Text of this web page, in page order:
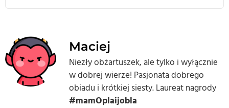
Maciej
Niezły obżartuszek, ale tylko i wyłącznie
w dobrej wierze! Pasjonata dobrego
obiadu i krótkiej siesty. Laureat nagrody
#mamOplaijobla